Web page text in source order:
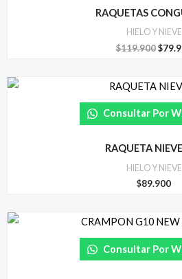
RAQUETAS
HIELO Y NIEVE
$119.900 $
Consultar Por
RAQUETA
HIELO Y NIEVE
$89.900
Consultar Por